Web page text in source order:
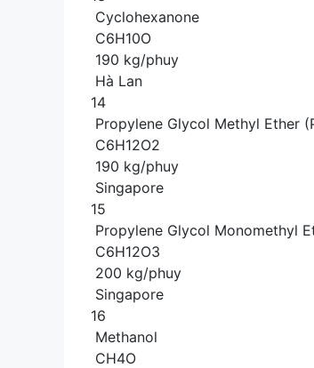
Cyclohexanone
C6H10O
190 kg/phuy
Hà Lan
14
Propylene Glycol Methyl Ether
C6H12O2
190 kg/phuy
Singapore
15
Propylene Glycol Monomethyl
C6H12O3
200 kg/phuy
Singapore
16
Methanol
CH4O